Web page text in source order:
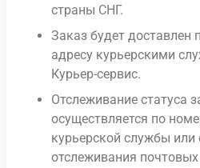
страны СНГ.
Заказ будет доставлен
адресу курьерскими
Курьер-сервис.
Отслеживание статуса
осуществляется по
курьерской службы или
отслеживания